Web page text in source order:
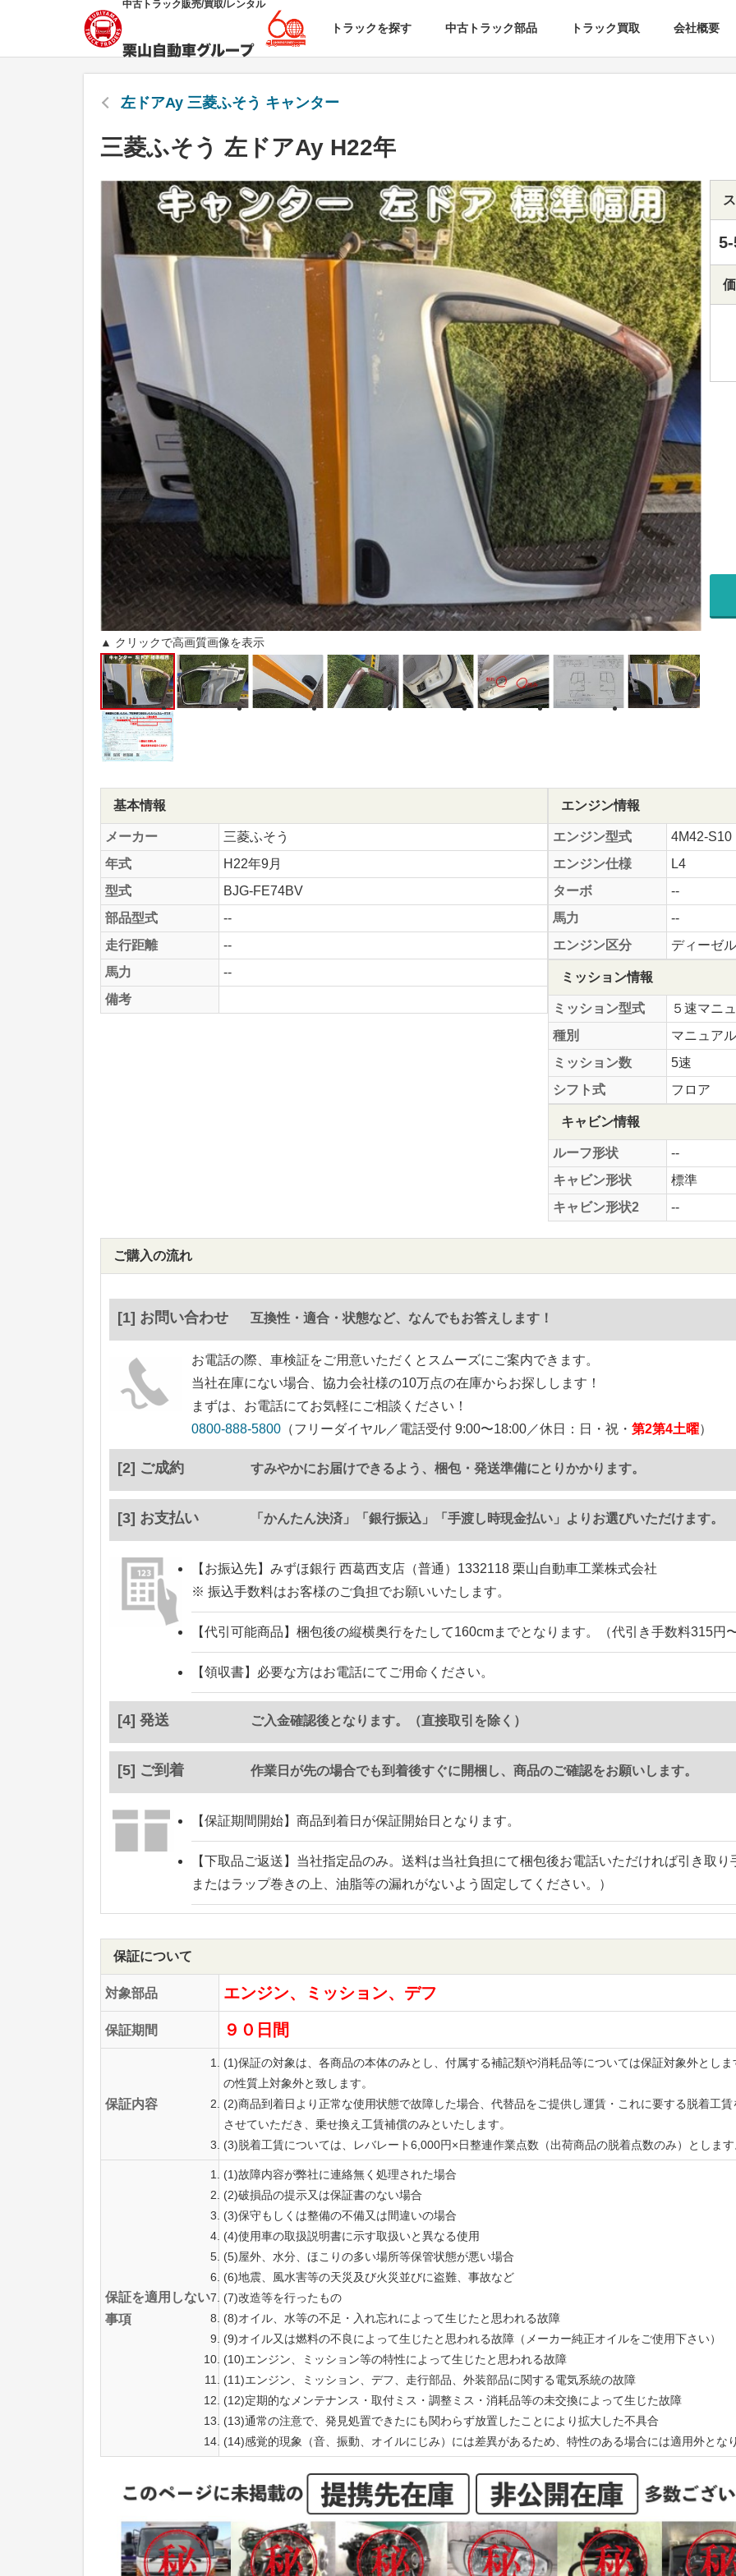
中古トラック販売/買取/レンタル
トラックを探す 中古トラック部品 トラック買取 会社概要
左ドアAy 三菱ふそう キャンター
三菱ふそう 左ドアAy H22年
▲ クリックで高画質画像を表示
基本情報
メーカー
三菱ふそう
年式
H22年9月
型式
BJG-FE74BV
部品型式
--
走行距離
--
馬力
--
備考
エンジン情報
エンジン型式
4M42-S10
エンジン仕様
L4
ターボ
--
馬力
--
エンジン区分
ディーゼル
ミッション情報
ミッション型式
５速マニ
種別
マニュアル
ミッション数
5速
シフト式
フロア
キャビン情報
ルーフ形状
--
キャビン形状
標準
キャビン形状2
--
ご購入の流れ
[1] お問い合わせ 互換性・適合・状態など、なんでもお答えします！
お電話の際、車検証をご用意いただくとスムーズにご案内できます。
当社在庫にない場合、協力会社様の10万点の在庫からお探しします！
まずは、お電話にてお気軽にご相談ください！
0800-888-5800 （フリーダイヤル／電話受付 9:00〜18:00／休日：日・祝・ 第2第4土曜）
[2] ご成約 すみやかにお届けできるよう、梱包・発送準備にとりかかります。
[3] お支払い 「かんたん決済」「銀行振込」「手渡し時現金払い」よりお選びいただけます。
【お振込先】 みずほ銀行 西葛西支店（普通）1332118 栗山自動車工業株式会社
※ 振込手数料はお客様のご負担でお願いいたします。
【代引可能商品】 梱包後の縦横奥行をたして160cmまでとなります。（代引き手数料315円
【領収書】 必要な方はお電話にてご用命ください。
[4] 発送 ご入金確認後となります。（直接取引を除く）
[5] ご到着 作業日が先の場合でも到着後すぐに開梱し、商品のご確認をお願いします。
【保証期間開始】 商品到着日が保証開始日となります。
【下取品ご返送】 当社指定品のみ。送料は当社負担にて梱包後お電話いただければ引き取
またはラップ巻きの上、油脂等の漏れがないよう固定してください。）
保証について
対象部品 エンジン、ミッション、デフ
保証期間 ９０日間
保証内容
(1)保証の対象は、各商品の本体のみとし、付属する補記類や消耗品等については保証対象外とし
の性質上対象外と致します。
(2)商品到着日より正常な使用状態で故障した場合、代替品をご提供し運賃・これに要する脱着工
させていただき、乗せ換え工賃補償のみといたします。
(3)脱着工賃については、レバレート6,000円×日整連作業点数（出荷商品の脱着点数のみ）としま
保証を適用しない
事項
(1)故障内容が弊社に連絡無く処理された場合
(2)破損品の提示又は保証書のない場合
(3)保守もしくは整備の不備又は間違いの場合
(4)使用車の取扱説明書に示す取扱いと異なる使用
(5)屋外、水分、ほこりの多い場所等保管状態が悪い場合
(6)地震、風水害等の天災及び火災並びに盗難、事故など
(7)改造等を行ったもの
(8)オイル、水等の不足・入れ忘れによって生じたと思われる故障
(9)オイル又は燃料の不良によって生じたと思われる故障（メーカー純正オイルをご使用下さい）
(10)エンジン、ミッション等の特性によって生じたと思われる故障
(11)エンジン、ミッション、デフ、走行部品、外装部品に関する電気系統の故障
(12)定期的なメンテナンス・取付ミス・調整ミス・消耗品等の未交換によって生じた故障
(13)通常の注意で、発見処置できたにも関わらず放置したことにより拡大した不具合
(14)感覚的現象（音、振動、オイルにじみ）には差異があるため、特性のある場合には適用外とな